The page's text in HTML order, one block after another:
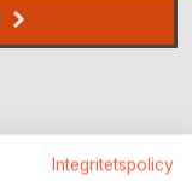
Integritetspolicy